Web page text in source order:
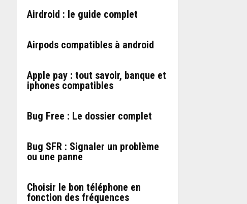
Airdroid : le guide complet
Airpods compatibles à android
Apple pay : tout savoir, banque et
iphones compatibles
Bug Free : Le dossier complet
Bug SFR : Signaler un problème
ou une panne
Choisir le bon téléphone en
fonction des fréquences